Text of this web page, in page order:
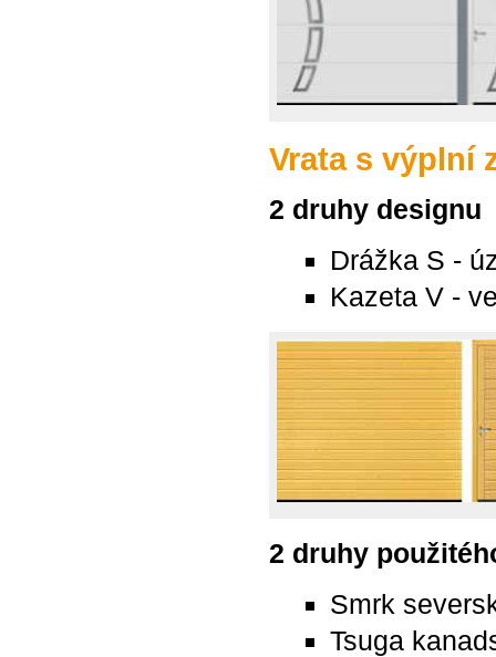
Vrata s výplní
2 druhy designu
Drážka S -
Kazeta V -
2 druhy
Smrk
Tsuga